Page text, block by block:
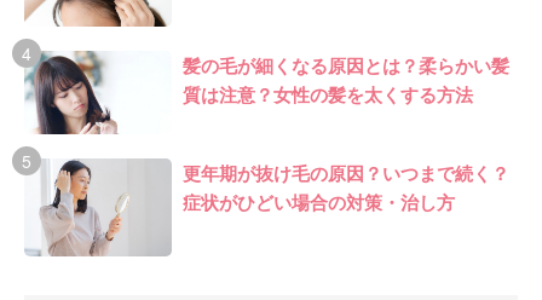
髪の毛が細くなる原因とは？柔らかい髪
質は注意？女性の髪を太くする方法
更年期が抜け毛の原因？いつまで続く？
症状がひどい場合の対策・治し方